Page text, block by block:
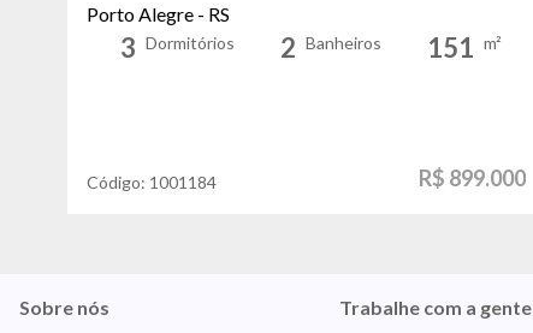
Porto Alegre - RS
3 Dormitórios 2 Banheiros 151 m²
Código: 1001184 R$ 899.000
Sobre nós
Trabalhe com a gente